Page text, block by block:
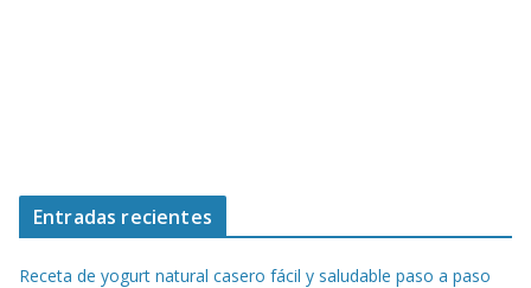
Entradas recientes
Receta de yogurt natural casero fácil y saludable paso a paso